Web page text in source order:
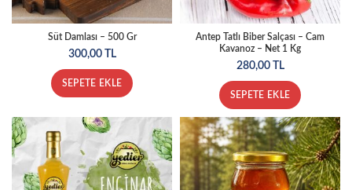
Süt Damlası – 500 Gr
300,00 TL
SEPETE EKLE
Antep Tatlı Biber Salçası – Cam
Kavanoz – Net 1 Kg
280,00 TL
SEPETE EKLE